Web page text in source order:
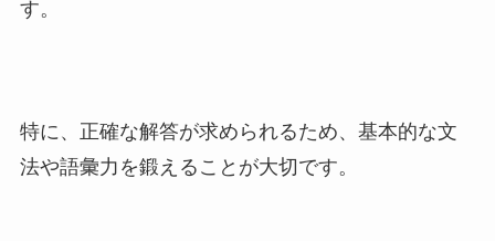
す。
特に、正確な解答が求められるため、基本的な文
法や語彙力を鍛えることが大切です。